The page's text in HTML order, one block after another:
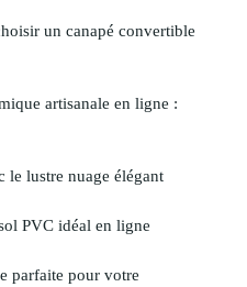
un canapé convertible
artisanale en ligne :
lustre nuage élégant
PVC idéal en ligne
parfaite pour votre